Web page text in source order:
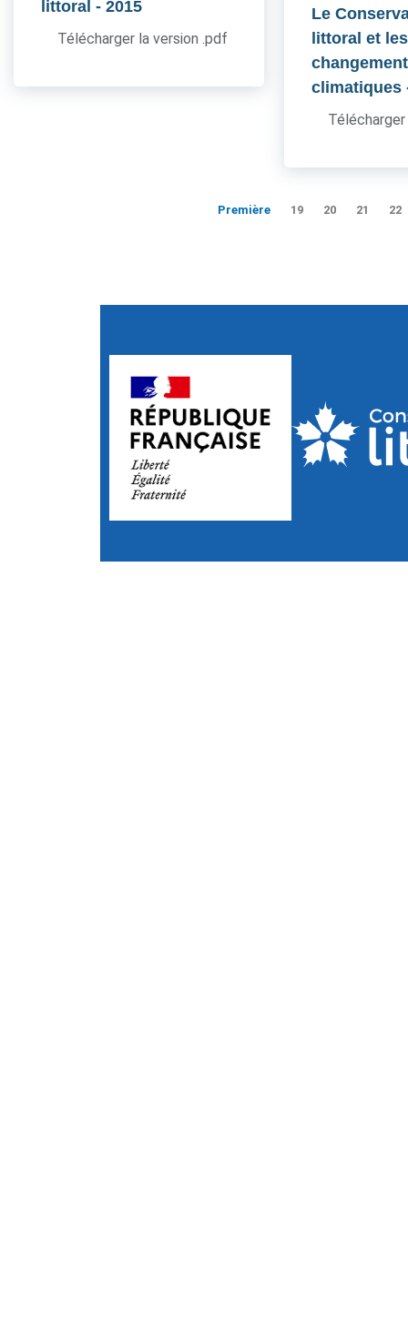
littoral - 2015
Télécharger la version .pdf
Le
littoral et les
climatiques
Première 19 20 21 22